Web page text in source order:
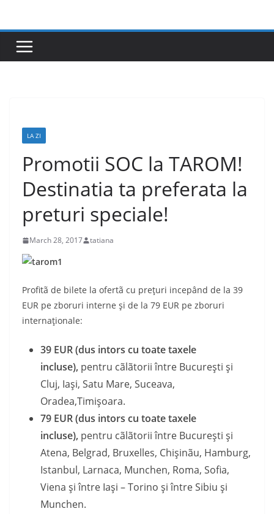
content
LA ZI
Promotii SOC la TAROM!
Destinatia ta preferata la
preturi speciale!
March 28, 2017 tatiana
Profitã de bilete la ofertã cu preţuri incepând de la 39
EUR pe zboruri interne şi de la 79 EUR pe zboruri
internaţionale:
39 EUR (dus intors cu toate taxele
incluse), pentru cãlãtorii între Bucureşti şi
Cluj, Iaşi, Satu Mare, Suceava,
Oradea,Timişoara.
79 EUR (dus intors cu toate taxele
incluse), pentru cãlãtorii între Bucureşti şi
Atena, Belgrad, Bruxelles, Chişinãu, Hamburg,
Istanbul, Larnaca, Munchen, Roma, Sofia,
Viena şi între Iaşi – Torino şi între Sibiu şi
Munchen.